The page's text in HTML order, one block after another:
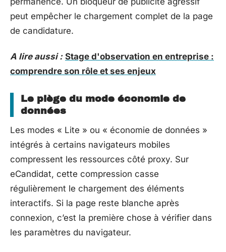
peut empêcher le chargement complet de la page
de candidature.
A lire aussi : Stage d'observation en entreprise :
comprendre son rôle et ses enjeux
Le piège du mode économie de
données
Les modes « Lite » ou « économie de données »
intégrés à certains navigateurs mobiles
compressent les ressources côté proxy. Sur
eCandidat, cette compression casse
régulièrement le chargement des éléments
interactifs. Si la page reste blanche après
connexion, c’est la première chose à vérifier dans
les paramètres du navigateur.